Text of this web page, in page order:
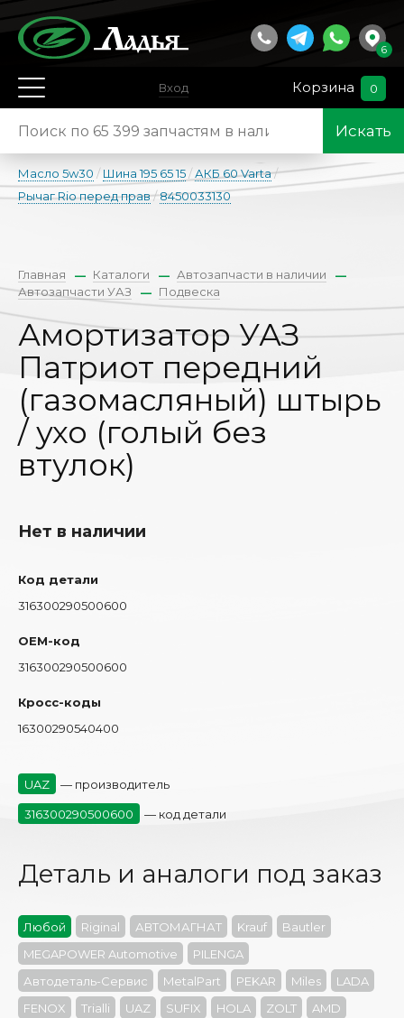
6
Вход Корзина 0
Искать
Масло 5w30 /Шина 195 65 15 /АКБ 60 Varta/
Рычаг Rio перед прав/8450033130
Главная Каталоги
Автозапчасти в наличии
Автозапчасти УАЗ
Подвеска
Амортизатор УАЗ
Патриот передний
(газомасляный) штырь
/ ухо (голый без
втулок)
Нет в наличии
Код детали
316300290500600
OEM-код
316300290500600
Кросс-коды
16300290540400
UAZ — производитель
316300290500600 — код детали
Деталь и аналоги под заказ
Любой Riginal АВТОМАГНАТ Krauf
Bautler
MEGAPOWER Automotive
PILENGA
Автодеталь-Сервис
MetalPart PEKAR Miles
LADA
FENOX
Trialli UAZ SUFIX HOLA ZOLT
AMD